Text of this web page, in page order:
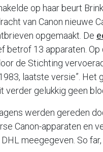
op haar beurt
van Canon nieuwe
opgemaakt. De
betrof 13 apparaten.
de Stichting
laatste versie”. Het
verder gelukkig geen
werden gereden
Canon-apparaten en
meegegeven. So